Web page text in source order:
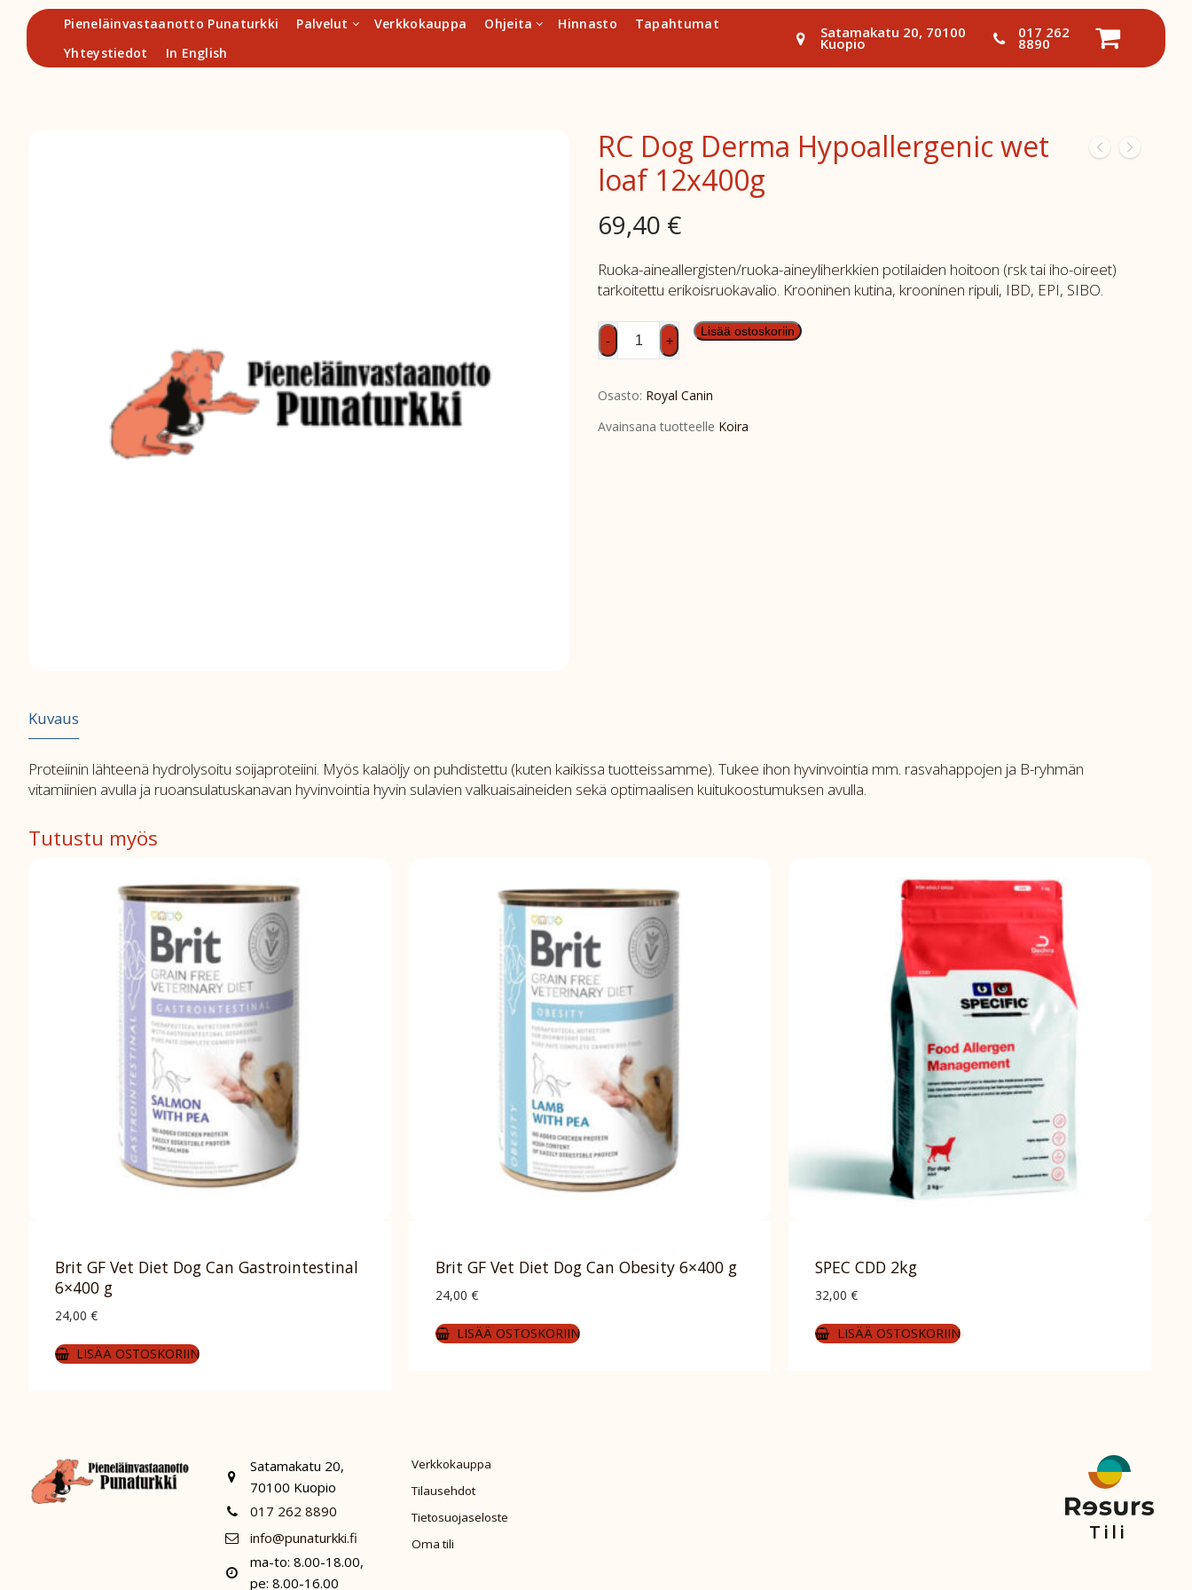
Hyppää
sisältöön
Pieneläinvastaanotto Punaturkki Palvelut Verkkokauppa Ohjeita Hinnasto
Tapahtumat
Yhteystiedot
In English
Satamakatu 20, 70100
Kuopio
017 262
8890
RC Dog Derma Hypoallergenic wet
loaf 12x400g
69,40 €
Ruoka-aineallergisten/ruoka-aineyliherkkien potilaiden hoitoon (rsk tai iho-oireet)
tarkoitettu erikoisruokavalio. Krooninen kutina, krooninen ripuli, IBD, EPI, SIBO.
RC
Dog
Hypoallergenic
wet
- +
Lisää ostoskoriin
Osasto: Royal Canin
Avainsana tuotteelle Koira
Kuvaus
Proteiinin lähteenä hydrolysoitu soijaproteiini. Myös kalaöljy on puhdistettu (kuten kaikissa tuotteissamme). Tukee ihon hyvinvointia mm. rasvahappojen ja B-ryhmän
vitamiinien avulla ja ruoansulatuskanavan hyvinvointia hyvin sulavien valkuaisaineiden sekä optimaalisen kuitukoostumuksen avulla.
Tutustu myös
Brit GF Vet Diet Dog Can Gastrointestinal
6×400 g
24,00 €
LISÄÄ OSTOSKORIIN
Brit GF Vet Diet Dog Can Obesity 6×400 g
24,00 €
LISÄÄ OSTOSKORIIN
SPEC CDD 2kg
32,00€
LISÄÄ OSTOSKORIIN
Satamakatu 20,
70100 Kuopio
017 262 8890
info@punaturkki.fi
ma-to: 8.00-18.00,
pe: 8.00-16.00
Verkkokauppa
Tilausehdot
Tietosuojaseloste
Oma tili
Tili